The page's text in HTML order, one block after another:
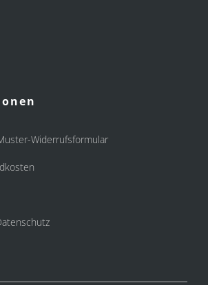
Widerrufsformular